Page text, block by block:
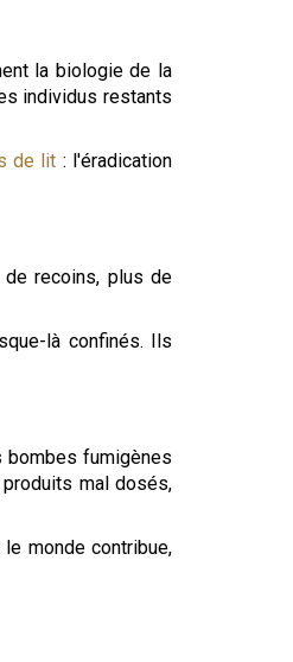
la biologie de la
individus restants
de lit : l'éradication
de recoins, plus de
là confinés. Ils
bombes fumigènes
mal dosés,
monde contribue,